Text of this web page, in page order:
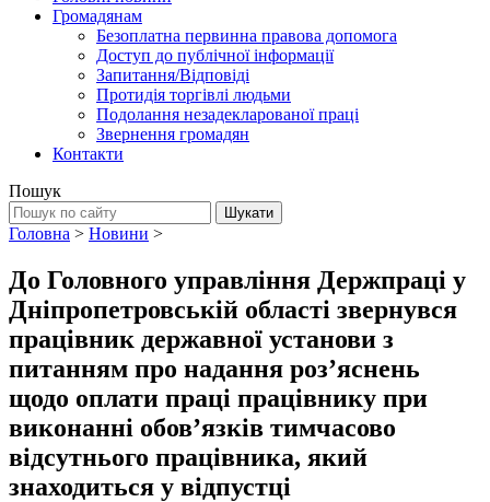
Громадянам
Безоплатна первинна правова допомога
Доступ до публічної інформації
Запитання/Відповіді
Протидія торгівлі людьми
Подолання незадекларованої праці
Звернення громадян
Контакти
Пошук
Головна > Новини >
До Головного управління Держпраці у
Дніпропетровській області звернувся
працівник державної установи з
питанням про надання роз’яснень
щодо оплати праці працівнику при
виконанні обов’язків тимчасово
відсутнього працівника, який
знаходиться у відпустці